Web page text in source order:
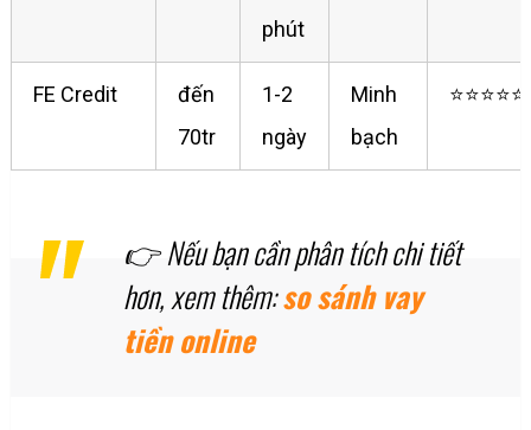
phút
FE Credit
đến
70tr
1-2
ngày
Minh
bạch
⭐⭐⭐⭐⭐
👉 Nếu bạn cần phân tích chi tiết
hơn, xem thêm:so sánh vay
tiền online